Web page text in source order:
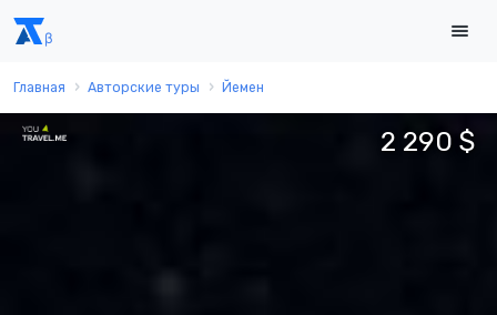
Главная Авторские туры Йемен
2 290 $